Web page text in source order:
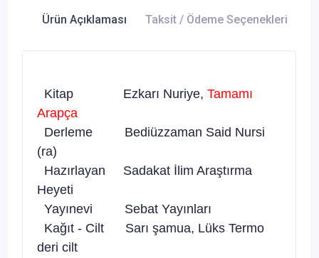
Ürün Açıklaması Taksit / Ödeme Seçenekleri
Kitap Ezkarı Nuriye, Tamamı
Arapça
Derleme Bediüzzaman Said Nursi
(ra)
Hazırlayan Sadakat İlim Araştırma
Heyeti
Yayınevi Sebat Yayınları
Kağıt - Cilt Sarı şamua, Lüks Termo
deri cilt